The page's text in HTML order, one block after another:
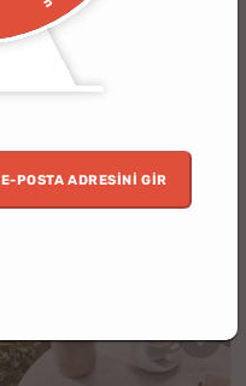
E-POSTA ADRESINI GIR